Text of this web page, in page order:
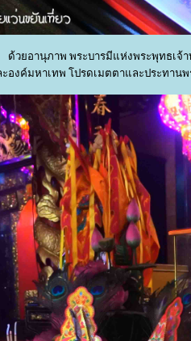
ด้วยอานุภาพ พระบารมีแห่งพระพุทธเจ้
องค์มหาเทพ โปรดเมตตาและประทานพ